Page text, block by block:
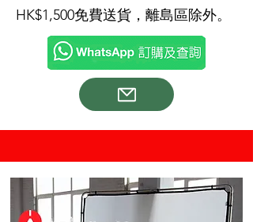
HK$1,500免費送貨，離島區除外。